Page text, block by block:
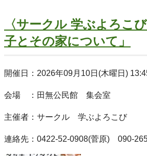
〈サークル 学ぶよろこ
子とその家について」
開催日：2026年09月10日(木曜日)
会場 ：田無公民館 集会室
主催者：サークル 学ぶよろこび
連絡先：0422-52-0908(菅原) 090-